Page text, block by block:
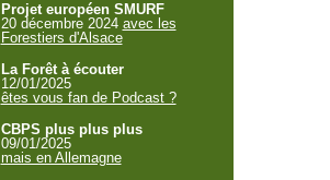
Projet européen SMURF
20 décembre 2024 avec les
Forestiers d'Alsace
La Forêt à écouter
12/01/2025
êtes vous fan de Podcast ?
CBPS plus plus plus
09/01/2025
mais en Allemagne